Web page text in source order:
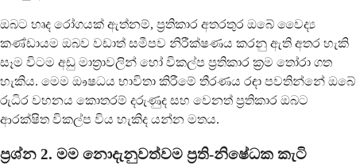
ඔබට හෘද රෝගයක් ඇත්නම්, ප්‍රතිකාර අතරතුර ඔබේ වෛද්‍ය
කණ්ඩායම ඔබව වඩාත් සමීපව නිරීක්ෂණය කරනු ඇති අතර හැකි
සෑම විටම අඩු මාත්‍රාවලින් හෝ විකල්ප ප්‍රතිකාර ක්‍රම තෝරා ගත
හැකිය. මෙම ඖෂධය භාවිතා කිරීමේ තීරණය රඳා පවතින්නේ ඔබේ
රුධිර වහනය කොතරම් දරුණුද සහ වෙනත් ප්‍රතිකාර ඔබට
ආරක්ෂිත විකල්ප විය හැකිද යන්න මතය.
ප්‍රශ්න 2. මම නොදැනුවත්වම ප්‍රති-නිෂේධක කැටි